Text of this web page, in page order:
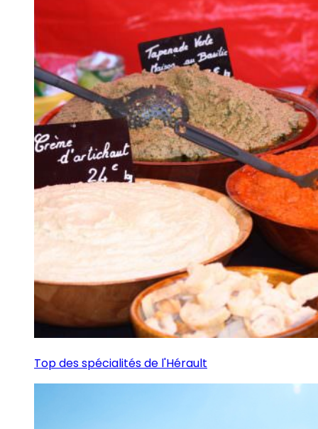
Top des spécialités de l'Hérault